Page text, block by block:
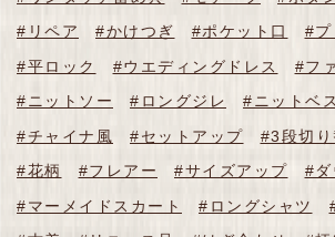
#リペア
#かけつぎ #ポケット口
#プ
#平ロック
#ウエディングドレス
#フ
#ニットソー
#ロングジレ
#ニットベ
#チャイナ風
#セットアップ #3段切り
#花柄
#フレアー #サイズアップ
#ダ
#マーメイドスカート
#ロングシャツ